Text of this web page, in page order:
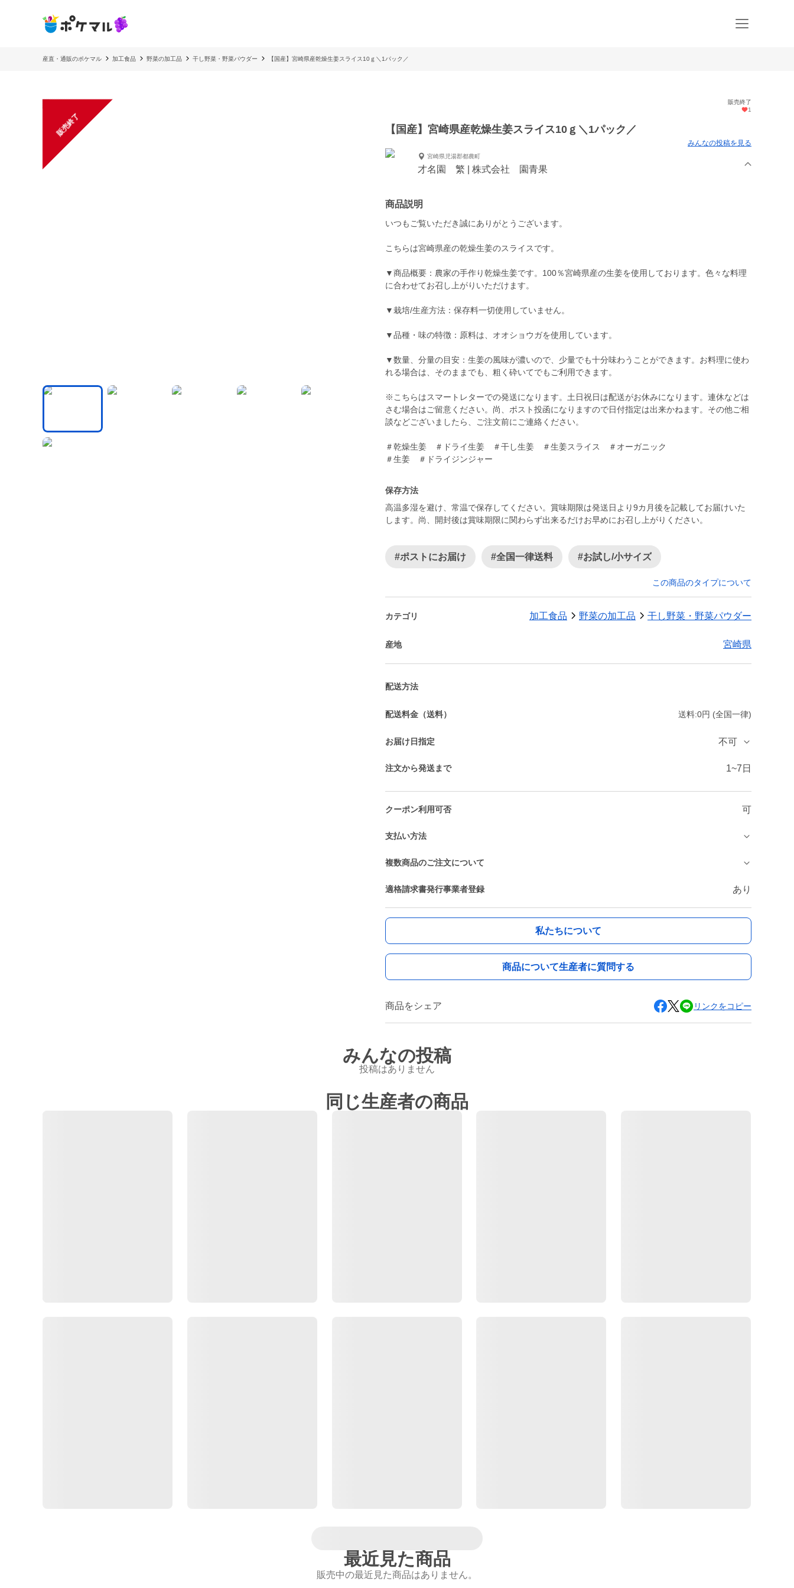
産直・通販のポケマル 加工食品 野菜の加工品 干し野菜・野菜パウダー 【国産】宮崎県産乾燥生姜スライス10ｇ＼1パック／
販売終了
販売終了
1
【国産】宮崎県産乾燥生姜スライス10ｇ＼1パック／
みんなの投稿を見る
宮崎県児湯郡都農町
才名園 繁 | 株式会社 園青果
商品説明
いつもご覧いただき誠にありがとうございます。
こちらは宮崎県産の乾燥生姜のスライスです。
▼商品概要：農家の手作り乾燥生姜です。100％宮崎県産の生姜を使用しております。色々な料理
に合わせてお召し上がりいただけます。
▼栽培/生産方法：保存料一切使用していません。
▼品種・味の特徴：原料は、オオショウガを使用しています。
▼数量、分量の目安：生姜の風味が濃いので、少量でも十分味わうことができます。お料理に使わ
れる場合は、そのままでも、粗く砕いてでもご利用できます。
※こちらはスマートレターでの発送になります。土日祝日は配送がお休みになります。連休などは
さむ場合はご留意ください。尚、ポスト投函になりますので日付指定は出来かねます。その他ご相
談などございましたら、ご注文前にご連絡ください。
＃乾燥生姜 ＃ドライ生姜 ＃干し生姜 ＃生姜スライス ＃オーガニック
保存方法
高温多湿を避け、常温で保存してください。賞味期限は発送日より9カ月後を記載してお届けいた
します。尚、開封後は賞味期限に関わらず出来るだけお早めにお召し上がりください。
#ポストにお届け #全国一律送料 #お試し/小サイズ
この商品のタイプについて
カテゴリ 加工食品 野菜の加工品 干し野菜・野菜パウダー
産地 宮崎県
配送方法
配送料金（送料） 送料:0円 (全国一律)
お届け日指定 不可
注文から発送まで 1~7日
クーポン利用可否 可
支払い方法
複数商品のご注文について
適格請求書発行事業者登録 あり
私たちについて
商品について生産者に質問する
商品をシェア リンクをコピー
みんなの投稿
投稿はありません
同じ生産者の商品
最近見た商品
販売中の最近見た商品はありません。